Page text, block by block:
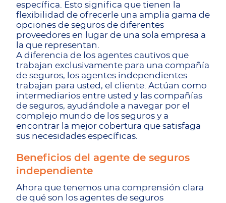
específica. Esto significa que tienen la
flexibilidad de ofrecerle una amplia gama de
opciones de seguros de diferentes
proveedores en lugar de una sola empresa a
la que representan.
A diferencia de los agentes cautivos que
trabajan exclusivamente para una compañía
de seguros, los agentes independientes
trabajan para usted, el cliente. Actúan como
intermediarios entre usted y las compañías
de seguros, ayudándole a navegar por el
complejo mundo de los seguros y a
encontrar la mejor cobertura que satisfaga
sus necesidades específicas.
Beneficios del agente de seguros
independiente
Ahora que tenemos una comprensión clara
de qué son los agentes de seguros